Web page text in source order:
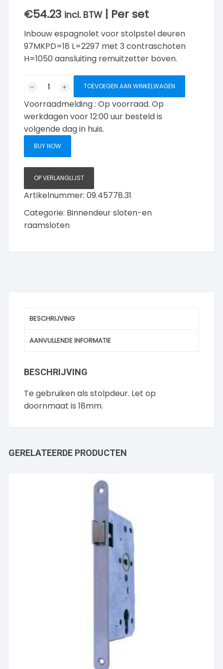
€54.23 incl. BTW | Per set
Inbouw espagnolet voor stolpstel deuren
97MKPD=18 L=2297 met 3 contraschoten
H=1050 aansluiting remuitzetter boven.
Inbouw
espagnolet
voor
stolpstel
contrahoten
H=1050
aantal
TOEVOEGEN AAN WINKELWAGEN
Voorraadmelding : Op voorraad. Op
werkdagen voor 12:00 uur besteld is
volgende dag in huis.
BUY NOW
OP VERLANGLIJST
Artikelnummer:09.45778.31
Categorie: Binnendeur sloten-en
raamsloten
BESCHRIJVING
AANVULLENDE INFORMATIE
BESCHRIJVING
Te gebruiken als stolpdeur. Let op
doornmaat is 18mm.
GERELATEERDE PRODUCTEN